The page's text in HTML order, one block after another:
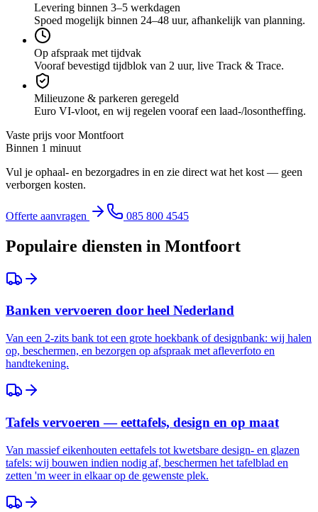
Levering binnen 3–5 werkdagen
Spoed mogelijk binnen 24–48 uur, afhankelijk van planning.
Op afspraak met tijdvak
Vooraf bevestigd tijdblok van 2 uur, live Track & Trace.
Milieuzone & parkeren geregeld
Euro VI-vloot, en wij regelen vooraf een laad-/losontheffing.
Vaste prijs voorMontfoort
Binnen 1 minuut
Vul je ophaal- en bezorgadres in en zie direct wat het kost — geen
verborgen kosten.
Offerte aanvragen 085 800 4545
Populaire diensten in Montfoort
Banken vervoeren door heel Nederland
Van een 2-zits bank tot een grote hoekbank of designbank: wij halen
op, beschermen, en bezorgen op afspraak met afleverfoto en
handtekening.
Tafels vervoeren — eettafels, design en op maat
Van massief eikenhouten eettafels tot kwetsbare design- en glazen
tafels: wij bouwen indien nodig af, beschermen het tafelblad en
zetten 'm weer in elkaar op de gewenste plek.